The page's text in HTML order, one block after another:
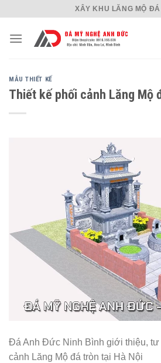
content
XÂY KHU LĂNG MỘ ĐÁ
MẪU THIẾT KẾ
Thiết kế phối cảnh Lăng Mộ
Đá Anh Đức Ninh Bình giới thiệu, tư
cảnh Lăng Mộ đá tròn tại Hà Nội